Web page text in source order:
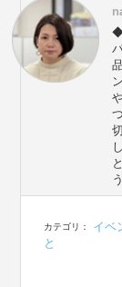
◆
カテゴリ： イベ
と